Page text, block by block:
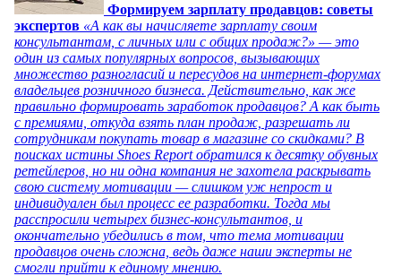
Формируем зарплату продавцов: советы
экспертов «А как вы начисляете зарплату своим
консультантам, с личных или с общих продаж?» — это
один из самых популярных вопросов, вызывающих
множество разногласий и пересудов на интернет-форумах
владельцев розничного бизнеса. Действительно, как же
правильно формировать заработок продавцов? А как быть
с премиями, откуда взять план продаж, разрешать ли
сотрудникам покупать товар в магазине со скидками? В
поисках истины Shoes Report обратился к десятку обувных
ретейлеров, но ни одна компания не захотела раскрывать
свою систему мотивации — слишком уж непрост и
индивидуален был процесс ее разработки. Тогда мы
расспросили четырех бизнес-консультантов, и
окончательно убедились в том, что тема мотивации
продавцов очень сложна, ведь даже наши эксперты не
смогли прийти к единому мнению.